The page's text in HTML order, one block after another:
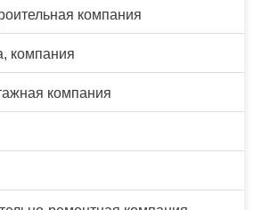
компания
компания
компания